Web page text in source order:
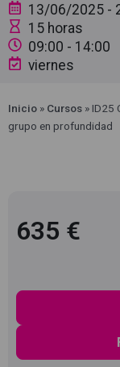
13/06/2025 -
15 horas
09:00 - 14:00
viernes
Inicio » Cursos » ID25
grupo en profundidad
635 €